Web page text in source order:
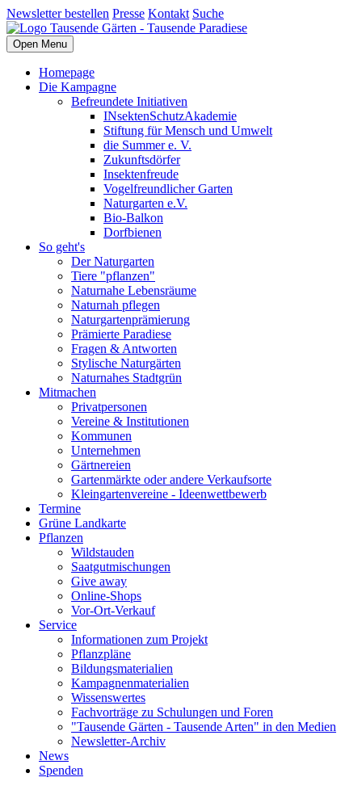
Newsletter bestellen Presse Kontakt Suche
Open Menu
Homepage
Die Kampagne
Befreundete Initiativen
INsektenSchutzAkademie
Stiftung für Mensch und Umwelt
die Summer e. V.
Zukunftsdörfer
Insektenfreude
Vogelfreundlicher Garten
Naturgarten e.V.
Bio-Balkon
Dorfbienen
So geht's
Der Naturgarten
Tiere "pflanzen"
Naturnahe Lebensräume
Naturnah pflegen
Naturgartenprämierung
Prämierte Paradiese
Fragen & Antworten
Stylische Naturgärten
Naturnahes Stadtgrün
Mitmachen
Privatpersonen
Vereine & Institutionen
Kommunen
Unternehmen
Gärtnereien
Gartenmärkte oder andere Verkaufsorte
Kleingartenvereine - Ideenwettbewerb
Termine
Grüne Landkarte
Pflanzen
Wildstauden
Saatgutmischungen
Give away
Online-Shops
Vor-Ort-Verkauf
Service
Informationen zum Projekt
Pflanzpläne
Bildungsmaterialien
Kampagnenmaterialien
Wissenswertes
Fachvorträge zu Schulungen und Foren
"Tausende Gärten - Tausende Arten" in den Medien
Newsletter-Archiv
News
Spenden